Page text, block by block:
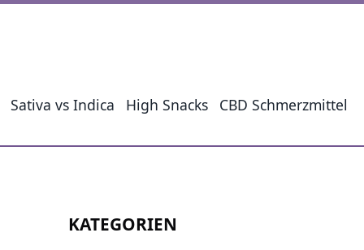
Sativa vs Indica High Snacks CBD Schmerzmittel
KATEGORIEN